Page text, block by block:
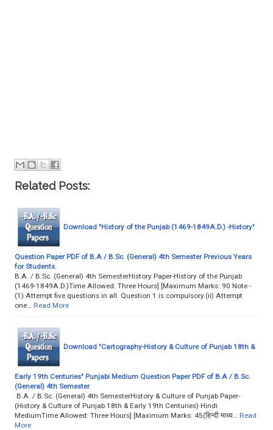
Related Posts:
Download "History of the Punjab (1469-1849A.D.) -History"
Question Paper PDF of B.A / B.Sc. (General) 4th Semester Previous Years
for Students.
B.A. / B.Sc. (General) 4th SemesterHistory Paper-History of the Punjab
(1469-1849A.D.)Time Allowed: Three Hours] [Maximum Marks: 90 Note:-
(1) Attempt five questions in all. Question 1 is compulsory.(ii) Attempt
one…
Read More
Download "Cartography-History & Culture of Punjab 18th &
Early 19th Centuries" Punjabi Medium Question Paper PDF of B.A / B.Sc.
(General) 4th Semester
B.A. / B.Sc. (General) 4th SemesterHistory & Culture of Punjab Paper-
(History & Culture of Punjab 18th & Early 19th Centuries) Hindi
MediumTime Allowed: Three Hours] [Maximum Marks: 45(हिन्दी माध्य…
Read
More